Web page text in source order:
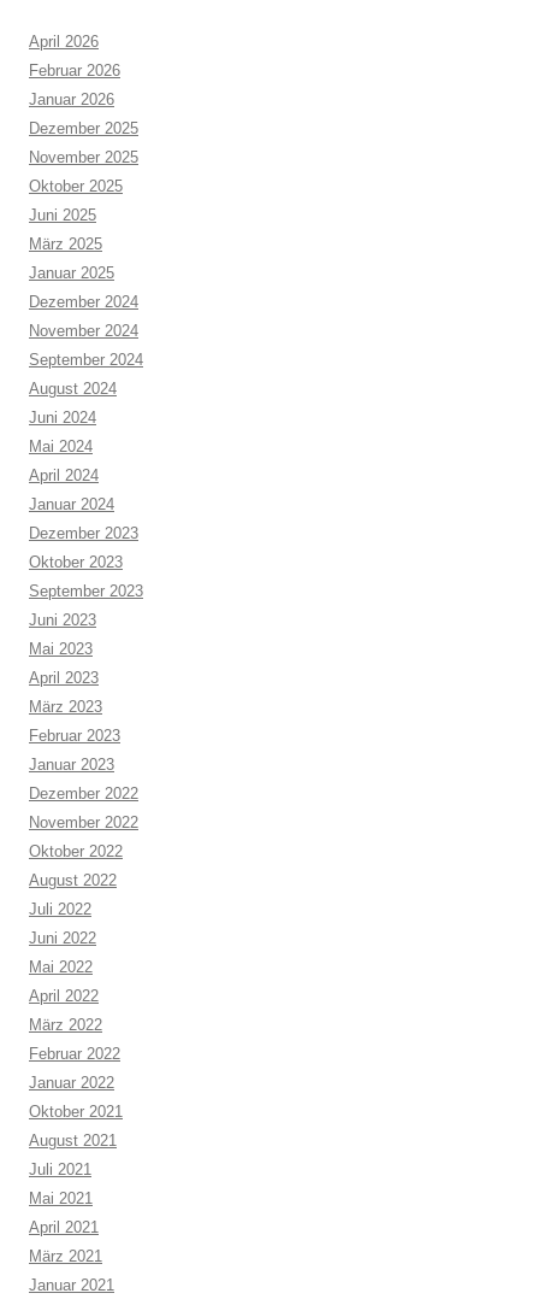
April 2026
Februar 2026
Januar 2026
Dezember 2025
November 2025
Oktober 2025
Juni 2025
März 2025
Januar 2025
Dezember 2024
November 2024
September 2024
August 2024
Juni 2024
Mai 2024
April 2024
Januar 2024
Dezember 2023
Oktober 2023
September 2023
Juni 2023
Mai 2023
April 2023
März 2023
Februar 2023
Januar 2023
Dezember 2022
November 2022
Oktober 2022
August 2022
Juli 2022
Juni 2022
Mai 2022
April 2022
März 2022
Februar 2022
Januar 2022
Oktober 2021
August 2021
Juli 2021
Mai 2021
April 2021
März 2021
Januar 2021